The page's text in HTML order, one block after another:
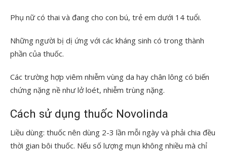
Phụ nữ có thai và đang cho con bú, trẻ em dưới 14 tuổi.
Những người bị dị ứng với các kháng sinh có trong thành
phần của thuốc.
Các trường hợp viêm nhiễm vùng da hay chân lông có biến
chứng nặng nề như lở loét, nhiễm trùng nặng.
Cách sử dụng thuốc Novolinda
Liều dùng: thuốc nên dùng 2-3 lần mỗi ngày và phải chia đều
thời gian bôi thuốc. Nếu số lượng mụn không nhiều mà chỉ